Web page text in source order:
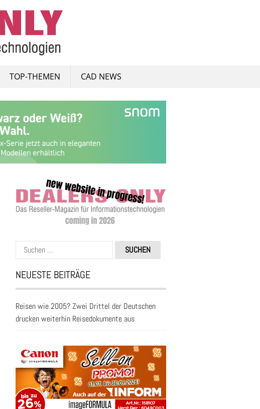
TOP-THEMEN CAD NEWS
Suchen
nach:
NEUESTE BEITRÄGE
Reisen wie 2005? Zwei Drittel der Deutschen
drucken weiterhin Reisedokumente aus